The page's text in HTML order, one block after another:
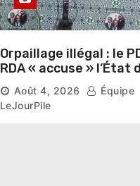
Orpaillage illégal : le
RDA « accuse » l’État de
laisser prospérer un «
désastre national »
Août 4, 2026
Équipe
LeJourPile